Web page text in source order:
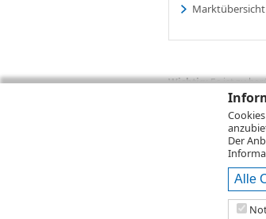
Der
Alle
Wichtig:Es ist zu
zukünftige
Provisionen,
Depotgebühren
Performance, die
kann die Rendite
DZ BANK AG